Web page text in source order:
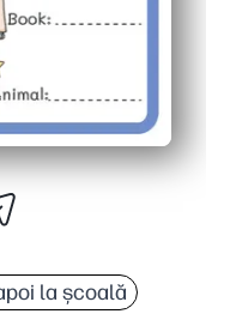
la școală